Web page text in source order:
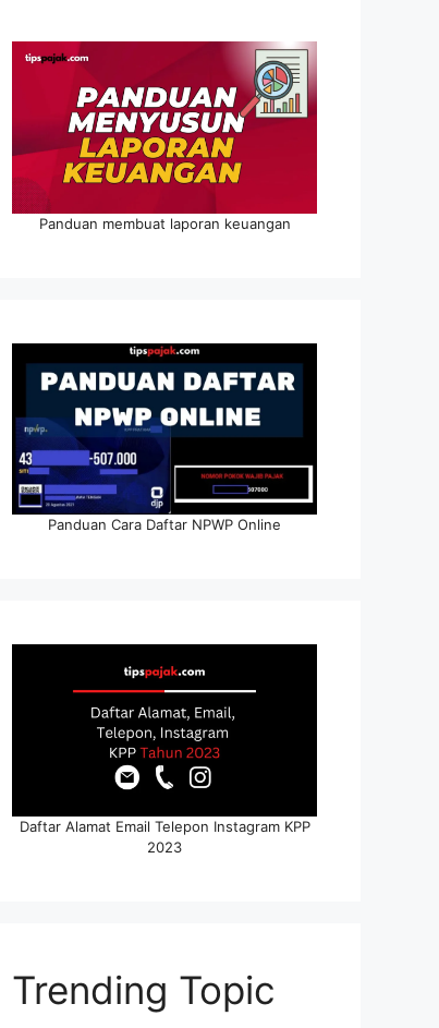
Panduan membuat laporan keuangan
Panduan Cara Daftar NPWP Online
Daftar Alamat Email Telepon Instagram KPP
2023
Trending Topic